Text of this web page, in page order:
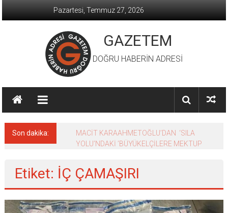
Pazartesi, Temmuz 27, 2026
GAZETEM
DOĞRU HABERİN ADRESİ
Son dakika:
MACİT KARAAHMETOĞLU’DAN ‘SILA
YOLU’NDAKİ ’BÜYÜKELÇİLERE MEKTUP
Etiket: İÇ ÇAMAŞIRI